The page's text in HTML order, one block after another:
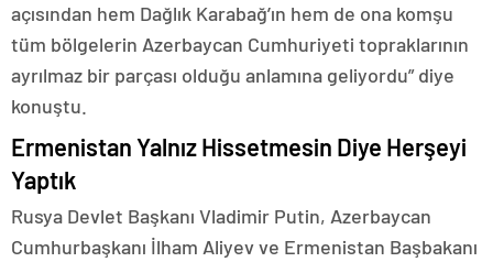
açısından hem Dağlık Karabağ’ın hem de ona komşu
tüm bölgelerin Azerbaycan Cumhuriyeti topraklarının
ayrılmaz bir parçası olduğu anlamına geliyordu” diye
konuştu.
Ermenistan Yalnız Hissetmesin Diye Herşeyi
Yaptık
Rusya Devlet Başkanı Vladimir Putin, Azerbaycan
Cumhurbaşkanı İlham Aliyev ve Ermenistan Başbakanı